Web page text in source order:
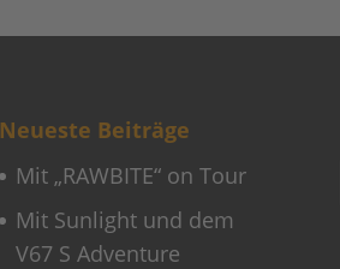
Neueste Beiträge
Mit „RAWBITE“ on Tour
Mit Sunlight und dem
V67 S Adventure